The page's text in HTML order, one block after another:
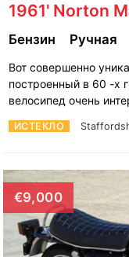
1961' Norton
ИСТЕКЛО
Бензин Ручная
Вот совершенно
построенный в 60 -х
велосипед очень
€9,000